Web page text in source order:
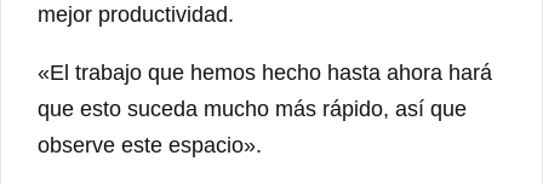
mejor productividad.
«El trabajo que hemos hecho hasta ahora hará
que esto suceda mucho más rápido, así que
observe este espacio».